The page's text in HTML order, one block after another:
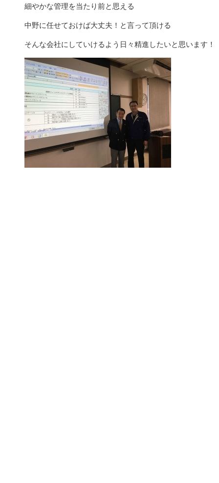
細やかな管理を当たり前と思える
中野に任せておけば大丈夫！と言って頂ける
そんな会社にしていけるよう日々精進したいと思います！